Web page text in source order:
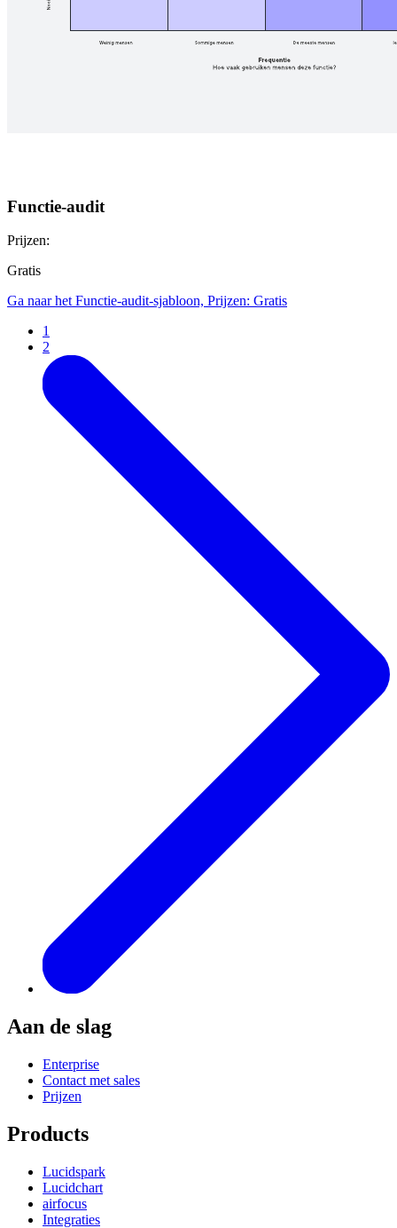
Functie-audit
Prijzen:
Gratis
Ga naar het Functie-audit-sjabloon, Prijzen: Gratis
1
2
Aan de slag
Enterprise
Contact met sales
Prijzen
Products
Lucidspark
Lucidchart
airfocus
Integraties